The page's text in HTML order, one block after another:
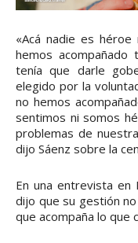
«Acá nadie es
hemos
tenía que darle
elegido por la
no hemos
sentimos ni somos
problemas de
dijo Sáenz sobre la
En una entrevista en
dijo que su gestión
que acompaña lo que